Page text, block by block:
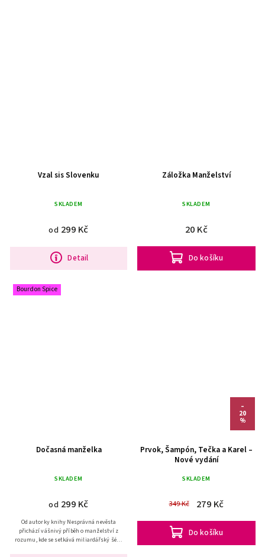
Vzal sis Slovenku
SKLADEM
od 299 Kč
Detail
Záložka Manželství
SKLADEM
20 Kč
Do košíku
Bourdon Spice
Dočasná manželka
SKLADEM
od 299 Kč
Od autorky knihy Nesprávná nevěsta
přichází vášnivý příběh o manželství z
rozumu, kde se setkává miliardářský šéf a
–
20
%
Prvok, Šampón, Tečka a Karel –
Nové vydání
SKLADEM
349 Kč 279 Kč
Do košíku